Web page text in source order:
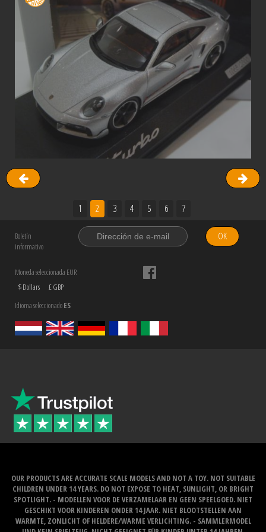
1 2 3 4 5 6 7
Boletín
informativo
OK
Moneda seleccionada EUR
$ Dollars
£ GBP
Idioma seleccionadoES
OUR PRODUCTS ARE ACCURATE SCALE MODELS AND NOT A TOY. NOT SUITABLE
CHILDREN UNDER 14 YEARS. DO NOT EXPOSE TO HEAT, SUNLIGHT, OR BRIGHT
SPOTLIGHT. - MODELLEN VOOR DE VERZAMELAAR EN GEEN SPEELGOED. NIET
GESCHIKT VOOR KINDEREN ONDER 14 JAAR. NIET BLOOTSTELLEN AAN
WARMTE, ZONLICHT OF HELDERE/WARME VERLICHTING. - SAMMLERMODEL